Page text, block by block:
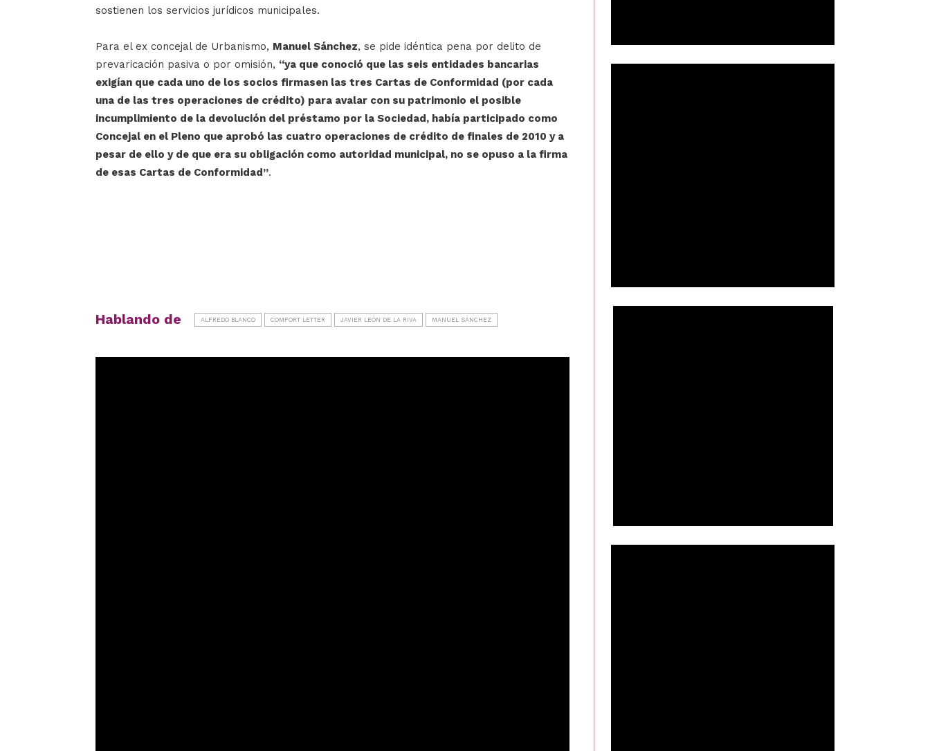
sostienen los servicios jurídicos municipales.
Para el ex concejal de Urbanismo, Manuel Sánchez, se pide idéntica pena por delito de
prevaricación pasiva o por omisión, “ya que conoció que las seis entidades bancarias
exigían que cada uno de los socios firmasen las tres Cartas de Conformidad (por cada
una de las tres operaciones de crédito) para avalar con su patrimonio el posible
incumplimiento de la devolución del préstamo por la Sociedad, había participado como
Concejal en el Pleno que aprobó las cuatro operaciones de crédito de finales de 2010 y a
pesar de ello y de que era su obligación como autoridad municipal, no se opuso a la firma
de esas Cartas de Conformidad”.
Hablando de ALFREDO BLANCO COMFORT LETTER JAVIER LEÓN DE LA RIVA MANUEL SÁNCHEZ